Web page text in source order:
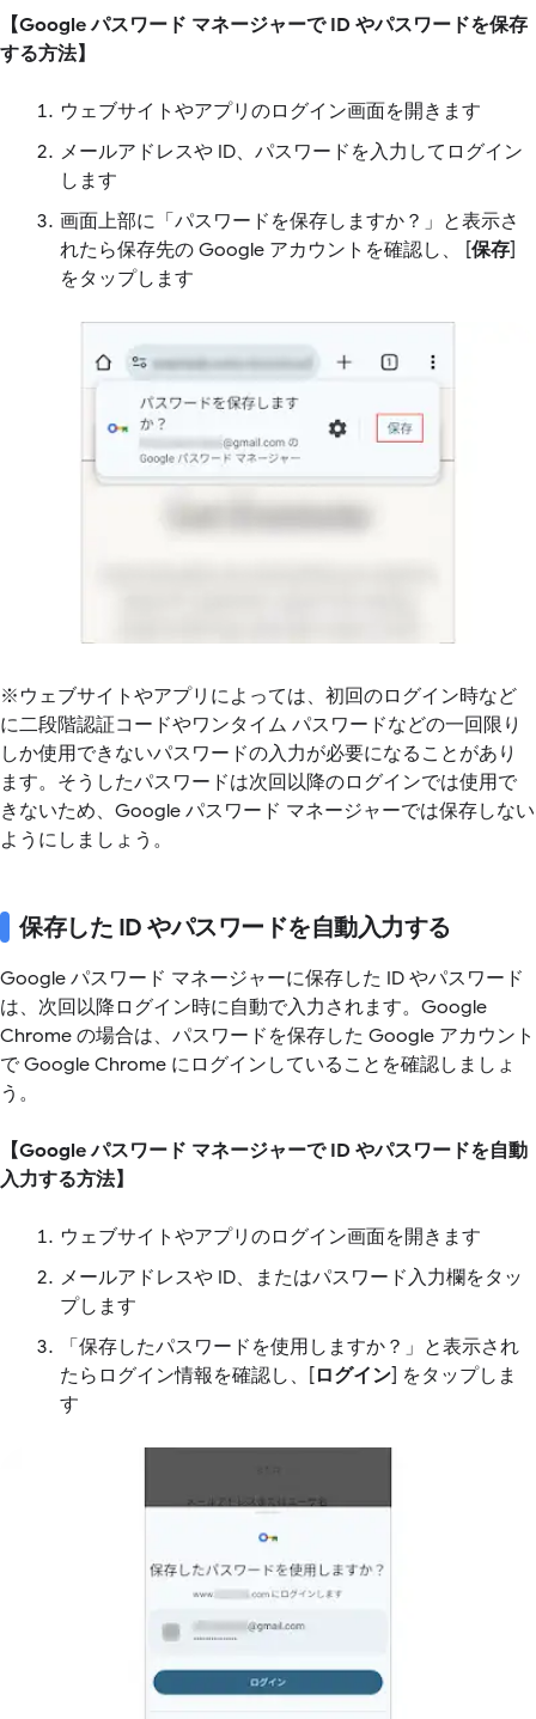
【Google パスワード マネージャーで ID やパスワードを保存
する方法】
ウェブサイトやアプリのログイン画面を開きます
メールアドレスや ID、パスワードを入力してログイン
します
画面上部に「パスワードを保存しますか？」と表示さ
れたら保存先の Google アカウントを確認し、 [保存]
をタップします
※ウェブサイトやアプリによっては、初回のログイン時など
に二段階認証コードやワンタイム パスワードなどの一回限り
しか使用できないパスワードの入力が必要になることがあり
ます。そうしたパスワードは次回以降のログインでは使用で
きないため、Google パスワード マネージャーでは保存しない
ようにしましょう。
保存した ID やパスワードを自動入力する
Google パスワード マネージャーに保存した ID やパスワード
は、次回以降ログイン時に自動で入力されます。Google
Chrome の場合は、パスワードを保存した Google アカウント
で Google Chrome にログインしていることを確認しましょ
う。
【Google パスワード マネージャーで ID やパスワードを自動
入力する方法】
ウェブサイトやアプリのログイン画面を開きます
メールアドレスや ID、またはパスワード入力欄をタッ
プします
「保存したパスワードを使用しますか？」と表示され
たらログイン情報を確認し、[ログイン] をタップしま
す